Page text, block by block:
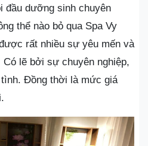
đầu dưỡng sinh chuyên
thể nào bỏ qua Spa Vy
rất nhiều sự yêu mến và
Có lẽ bởi sự chuyên nghiệp,
Đồng thời là mức giá